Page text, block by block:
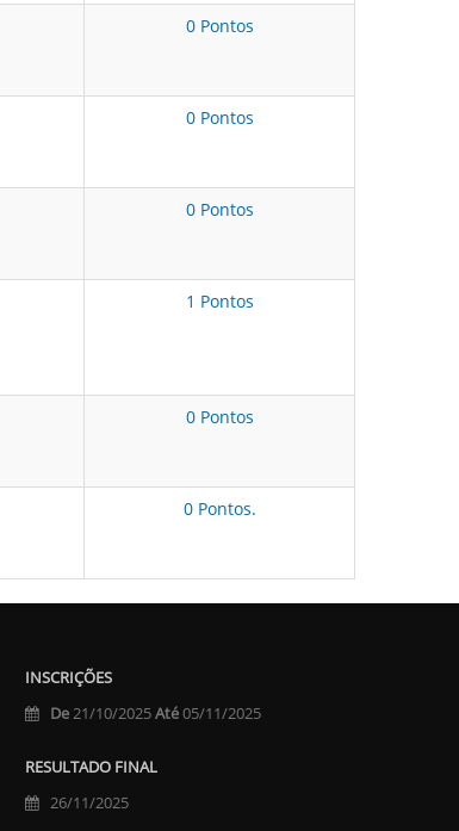
0 Pontos
0 Pontos
0 Pontos
1 Pontos
0 Pontos
0 Pontos.
INSCRIÇÕES
De21/10/2025Até05/11/2025
RESULTADO FINAL
26/11/2025